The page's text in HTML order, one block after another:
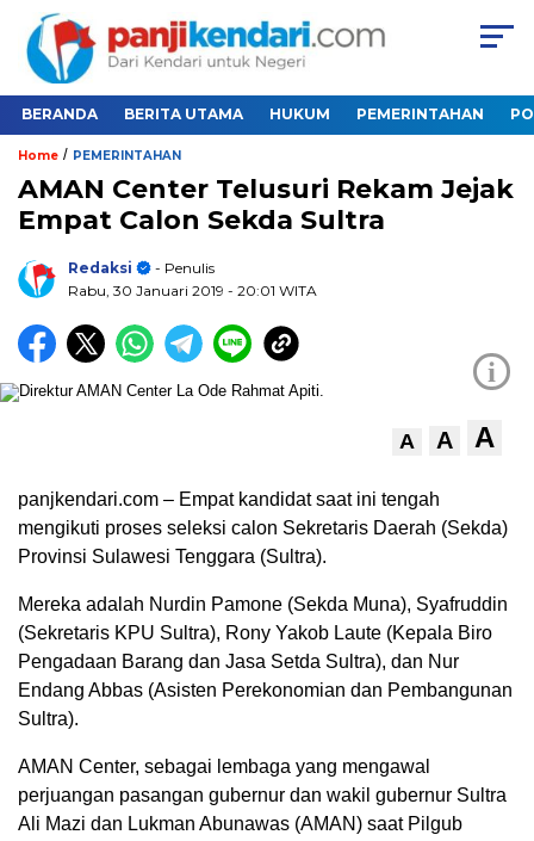
BERANDA BERITA UTAMA HUKUM PEMERINTAHAN
Home / PEMERINTAHAN
AMAN Center Telusuri Rekam Jejak
Empat Calon Sekda Sultra
Redaksi
- Penulis
Rabu, 30 Januari 2019 - 20:01 WITA
i
A A A
panjkendari.com – Empat kandidat saat ini tengah
mengikuti proses seleksi calon Sekretaris Daerah (Sekda)
Provinsi Sulawesi Tenggara (Sultra).
Mereka adalah Nurdin Pamone (Sekda Muna), Syafruddin
(Sekretaris KPU Sultra), Rony Yakob Laute (Kepala Biro
Pengadaan Barang dan Jasa Setda Sultra), dan Nur
Endang Abbas (Asisten Perekonomian dan Pembangunan
Sultra).
AMAN Center, sebagai lembaga yang mengawal
perjuangan pasangan gubernur dan wakil gubernur Sultra
Ali Mazi dan Lukman Abunawas (AMAN) saat Pilgub